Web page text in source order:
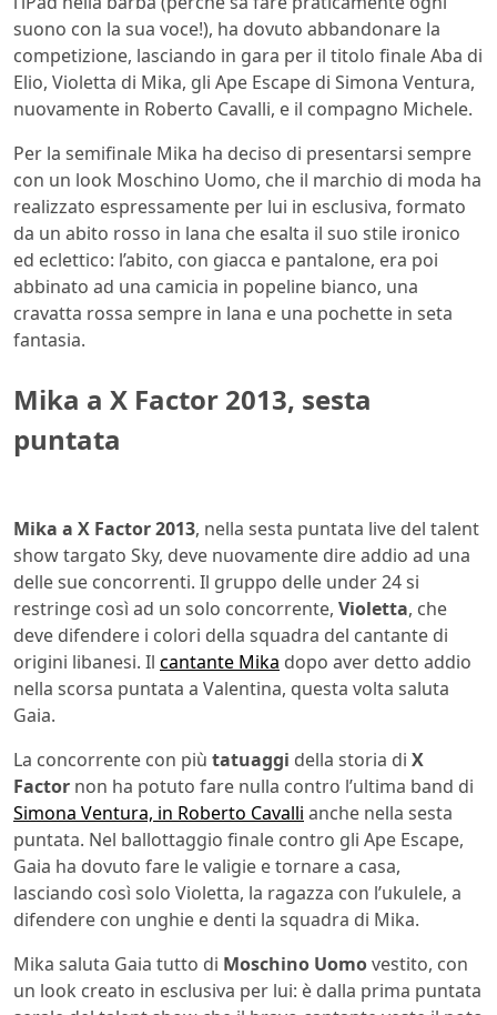
suono con la sua voce!), ha dovuto abbandonare la
competizione, lasciando in gara per il titolo finale Aba di
Elio, Violetta di Mika, gli Ape Escape di Simona Ventura,
nuovamente in Roberto Cavalli, e il compagno Michele.
Per la semifinale Mika ha deciso di presentarsi sempre
con un look Moschino Uomo, che il marchio di moda ha
realizzato espressamente per lui in esclusiva, formato
da un abito rosso in lana che esalta il suo stile ironico
ed eclettico: l’abito, con giacca e pantalone, era poi
abbinato ad una camicia in popeline bianco, una
cravatta rossa sempre in lana e una pochette in seta
fantasia.
Mika a X Factor 2013, sesta
puntata
Mika a X Factor 2013, nella sesta puntata live del talent
show targato Sky, deve nuovamente dire addio ad una
delle sue concorrenti. Il gruppo delle under 24 si
restringe così ad un solo concorrente, Violetta, che
deve difendere i colori della squadra del cantante di
origini libanesi. Il cantante Mika dopo aver detto addio
nella scorsa puntata a Valentina, questa volta saluta
Gaia.
La concorrente con più tatuaggi della storia di X
Factor non ha potuto fare nulla contro l’ultima band di
Simona Ventura, in Roberto Cavalli anche nella sesta
puntata. Nel ballottaggio finale contro gli Ape Escape,
Gaia ha dovuto fare le valigie e tornare a casa,
lasciando così solo Violetta, la ragazza con l’ukulele, a
difendere con unghie e denti la squadra di Mika.
Mika saluta Gaia tutto di Moschino Uomovestito, con
un look creato in esclusiva per lui: è dalla prima puntata